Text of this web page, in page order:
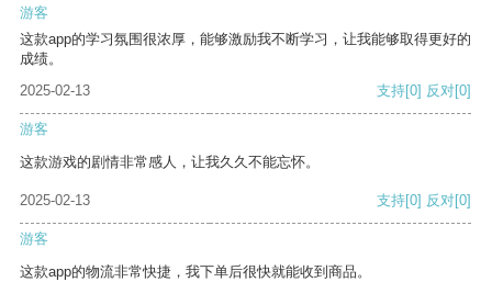
游客
这款app的学习氛围很浓厚，能够激励我不断学习，让我能够取得更好的
成绩。
2025-02-13
支持[0] 反对[0]
游客
这款游戏的剧情非常感人，让我久久不能忘怀。
2025-02-13 支持[0] 反对[0]
游客
这款app的物流非常快捷，我下单后很快就能收到商品。